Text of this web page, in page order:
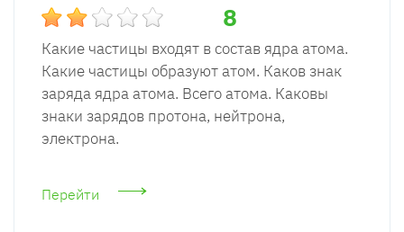
8
Какие частицы входят в состав ядра атома.
Какие частицы образуют атом. Каков знак
заряда ядра атома. Всего атома. Каковы
знаки зарядов протона, нейтрона,
электрона.
Перейти